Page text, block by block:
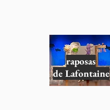
raposas
de Lafontaine